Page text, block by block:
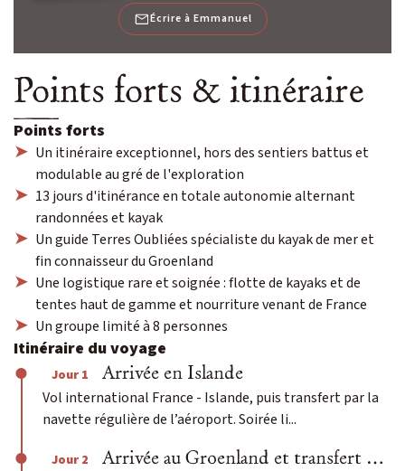
Écrire à Emmanuel
Points forts & itinéraire
Points forts
Un itinéraire exceptionnel, hors des sentiers battus et
modulable au gré de l'exploration
13 jours d'itinérance en totale autonomie alternant
randonnées et kayak
Un guide Terres Oubliées spécialiste du kayak de mer et
fin connaisseur du Groenland
Une logistique rare et soignée : flotte de kayaks et de
tentes haut de gamme et nourriture venant de France
Un groupe limité à 8 personnes
Itinéraire du voyage
Jour 1 Arrivée en Islande
Vol international France - Islande, puis transfert par la
navette régulière de l’aéroport. Soirée li...
Jour 2 Arrivée au Groenland et transfert en bateau pour Tiniteqilaaq